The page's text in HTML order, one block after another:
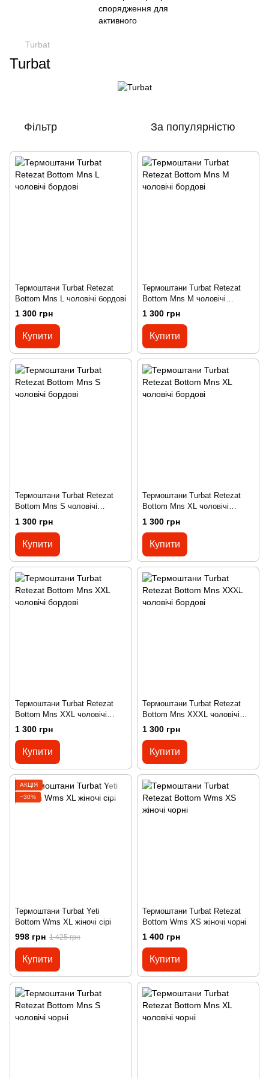
Turbat
Turbat
Фільтр За популярністю
Термоштани Turbat Retezat
Bottom Mns L чоловічі бордові
1 300 грн
Купити
Термоштани Turbat Retezat
Bottom Mns M чоловічі
бордові
1 300 грн
Купити
Термоштани Turbat Retezat
Bottom Mns S чоловічі
бордові
1 300 грн
Купити
Термоштани Turbat Retezat
Bottom Mns XL чоловічі
бордові
1 300 грн
Купити
Термоштани Turbat Retezat
Bottom Mns XXL чоловічі
бордові
1 300 грн
Купити
Термоштани Turbat Retezat
Bottom Mns XXXL чоловічі
бордові
1 300 грн
Купити
АКЦІЯ
−30%
Термоштани Turbat Yeti
Bottom Wms XL жіночі сірі
998 грн 1 425 грн
Купити
Термоштани Turbat Retezat
Bottom Wms XS жіночі чорні
1 400 грн
Купити